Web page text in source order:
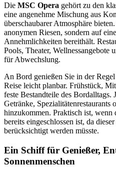
Die MSC Opera gehört zu den
eine angenehme Mischung aus
überschaubarer Atmosphäre
anonymen Riesen, sondern auf
Annehmlichkeiten bereithält.
Pools, Theater, Wellnessangebote
für Abwechslung.
An Bord genießen Sie in der Regel
Reise leicht planbar. Frühstück,
feste Bestandteile des Bordalltags.
Getränke, Spezialitätenrestaurants
hinzukommen. Praktisch ist,
bereits eingeschlossen ist, da
berücksichtigt werden müsste.
Ein Schiff für Genießer,
Sonnenmenschen